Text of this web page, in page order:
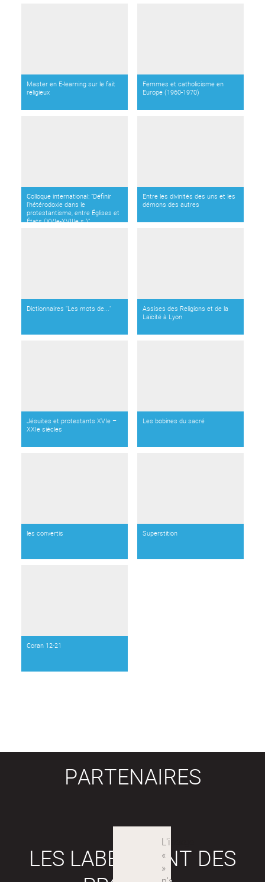
Master en E-learning sur le fait
religieux
Femmes et catholicisme en
Europe (1960-1970)
Colloque international: "Définir
l’hétérodoxie dans le
protestantisme, entre Églises et
États (XVIe-XVIIIe s.)"
Entre les divinités des uns et les
démons des autres
Dictionnaires "Les mots de..."
Assises des Religions et de la
Laïcité à Lyon
Jésuites et protestants XVIe –
XXIe siècles
Les bobines du sacré
les convertis Superstition
Coran 12-21
PARTENAIRES
LES LABEX SONT DES